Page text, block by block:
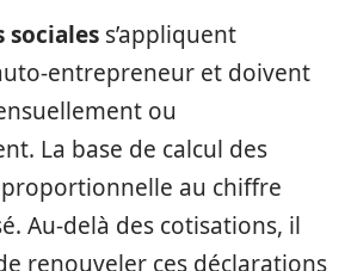
sociales s’appliquent
entrepreneur et doivent
ou
La base de calcul des
au chiffre
Au-delà des cotisations, il
renouveler ces déclarations